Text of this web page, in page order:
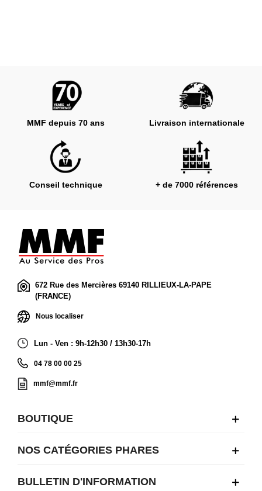
MMF depuis 70 ans Livraison internationale
Conseil technique + de 7000 références
672 Rue des Mercières 69140 RILLIEUX-LA-PAPE
(FRANCE)
Nous localiser
Lun - Ven : 9h-12h30 / 13h30-17h
04 78 00 00 25
mmf@mmf.fr
BOUTIQUE
NOS CATÉGORIES PHARES
BULLETIN D'INFORMATION